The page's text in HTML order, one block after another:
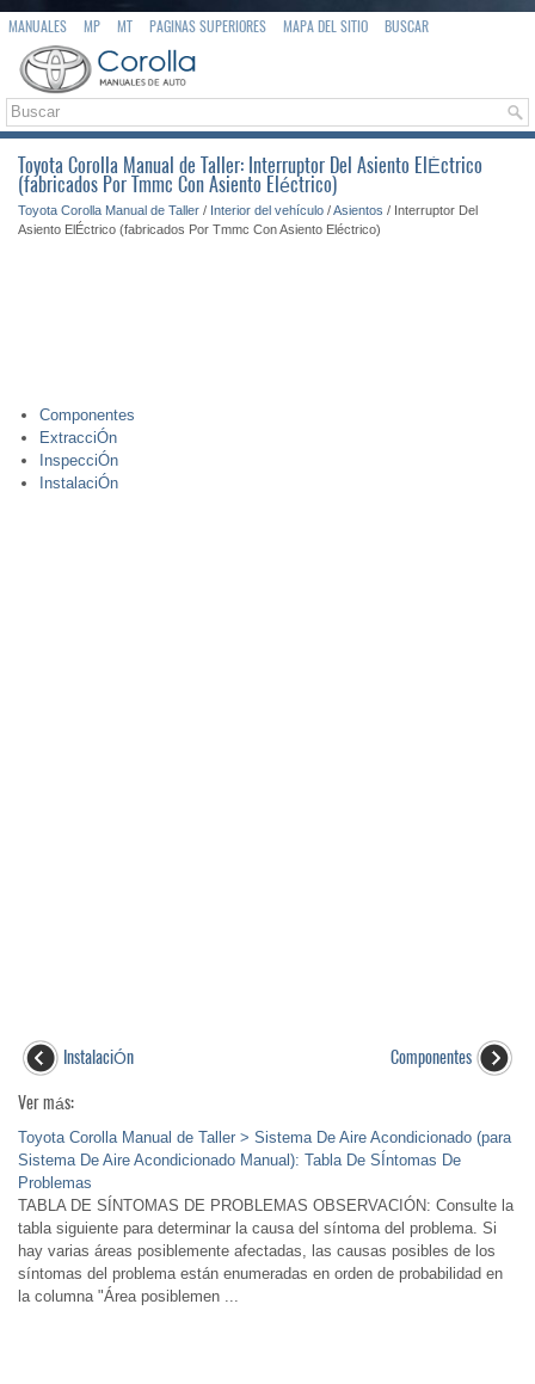
MANUALES MP MT PAGINAS SUPERIORES MAPA DEL SITIO BUSCAR
Toyota Corolla Manual de Taller: Interruptor Del Asiento ElÉctrico
(fabricados Por Tmmc Con Asiento Eléctrico)
Toyota Corolla Manual de Taller / Interior del vehículo /Asientos / Interruptor Del
Asiento ElÉctrico (fabricados Por Tmmc Con Asiento Eléctrico)
Componentes
ExtracciÓn
InspecciÓn
InstalaciÓn
InstalaciÓn
Componentes
Ver más:
Toyota Corolla Manual de Taller > Sistema De Aire Acondicionado (para
Sistema De Aire Acondicionado Manual): Tabla De SÍntomas De
Problemas
TABLA DE SÍNTOMAS DE PROBLEMAS OBSERVACIÓN: Consulte la
tabla siguiente para determinar la causa del síntoma del problema. Si
hay varias áreas posiblemente afectadas, las causas posibles de los
síntomas del problema están enumeradas en orden de probabilidad en
la columna "Área posiblemen ...